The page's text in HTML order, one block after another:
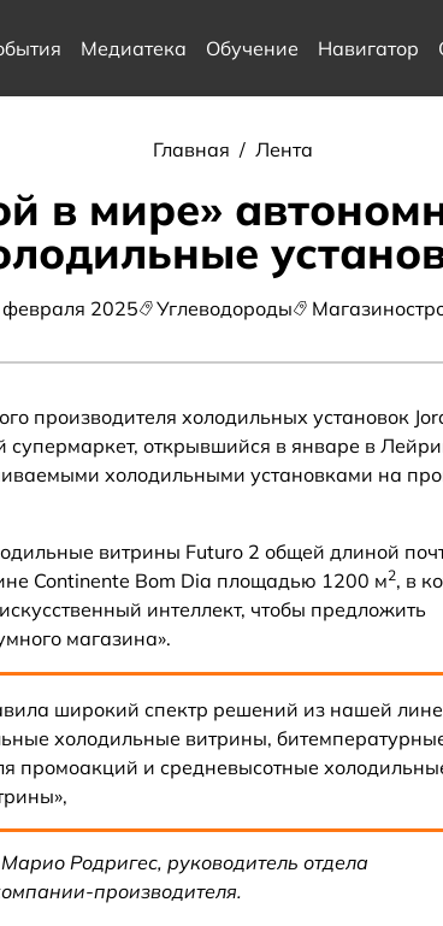
Медиатека Обучение Навигатор
Главная / Лента
в мире»
февраля 2025 Углеводороды
производителя холодильных установок
открывшийся в январе в
холодильными установками на
витрины Futuro 2 общей длиной
Continente Bom Dia площадью 1200 м2, в
интеллект, чтобы предложить
магазина».
широкий спектр решений из нашей
холодильные витрины,
промоакций и средневысотные
Родригес, руководитель отдела
производителя.